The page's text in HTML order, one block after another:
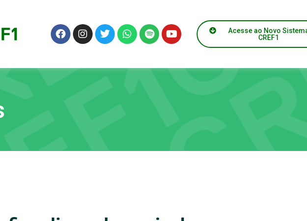
Acesse ao Novo
CREF1